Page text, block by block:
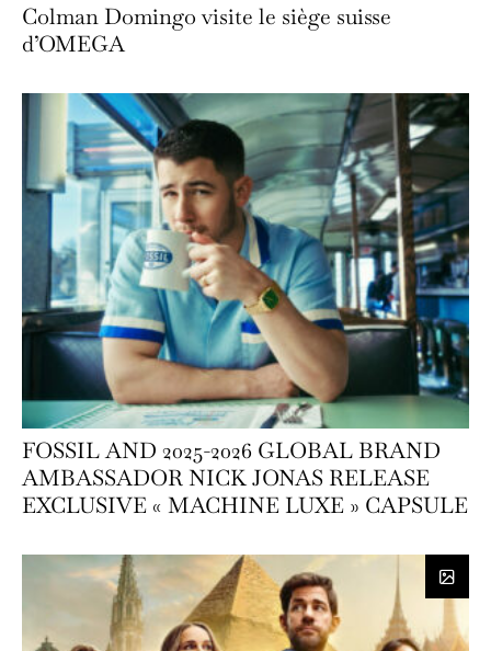
Colman Domingo visite le siège suisse
d’OMEGA
FOSSIL AND 2025-2026 GLOBAL BRAND
AMBASSADOR NICK JONAS RELEASE
EXCLUSIVE « MACHINE LUXE » CAPSULE